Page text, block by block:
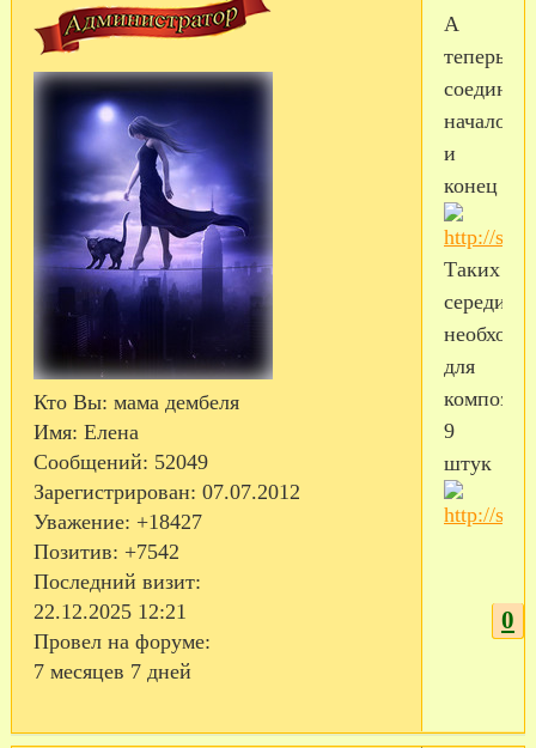
Кто Вы: мама дембеля
Имя: Елена
Сообщений: 52049
Зарегистрирован: 07.07.2012
Уважение: +18427
Позитив: +7542
Последний визит:
22.12.2025 12:21
Провел на форуме:
7 месяцев 7 дней
А
теперь
начало
и
конец
Таких
для
9
штук
0